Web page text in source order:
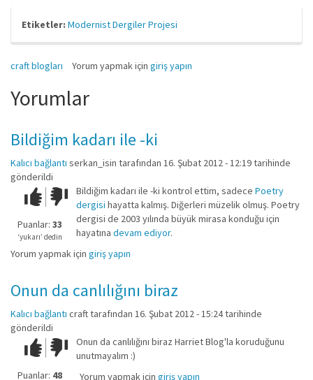
Etiketler: Modernist Dergiler Projesi
craft blogları Yorum yapmak için giriş yapın
Yorumlar
Bildiğim kadarı ile -ki
Kalıcı bağlantı serkan_isin tarafından 16. Şubat 2012 - 12:19 tarihinde
gönderildi
Çok iyi!O
kadar
iyi
değil!
Puanlar: 33
‘yukarı’ dedin
Bildiğim kadarı ile -ki kontrol ettim, sadece Poetry
dergisi hayatta kalmış. Diğerleri müzelik olmuş. Poetry
dergisi de 2003 yılında büyük mirasa konduğu için
hayatına devam ediyor.
Yorum yapmak için giriş yapın
Onun da canlılığını biraz
Kalıcı bağlantı crafttarafından 16. Şubat 2012 - 15:24 tarihinde
gönderildi
Çok iyi!O
kadar
iyi
Puanlar: 48
Onun da canlılığını biraz Harriet Blog'la koruduğunu
unutmayalım :)
Yorum yapmak için giriş yapın